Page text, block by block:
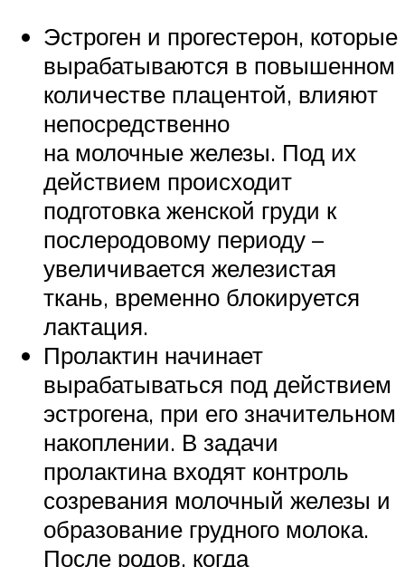
Эстроген и прогестерон, которые
вырабатываются в повышенном
количестве плацентой, влияют
непосредственно
на молочные железы. Под их
действием происходит
подготовка женской груди к
послеродовому периоду –
увеличивается железистая
ткань, временно блокируется
лактация.
Пролактин начинает
вырабатываться под действием
эстрогена, при его значительном
накоплении. В задачи
пролактина входят контроль
созревания молочный железы и
образование грудного молока.
После родов, когда